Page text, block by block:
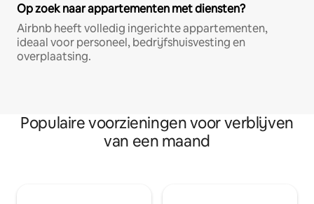
Op zoek naar appartementen met diensten?
Airbnb heeft volledig ingerichte appartementen,
ideaal voor personeel, bedrijfshuisvesting en
overplaatsing.
Populaire voorzieningen voor verblijven
van een maand